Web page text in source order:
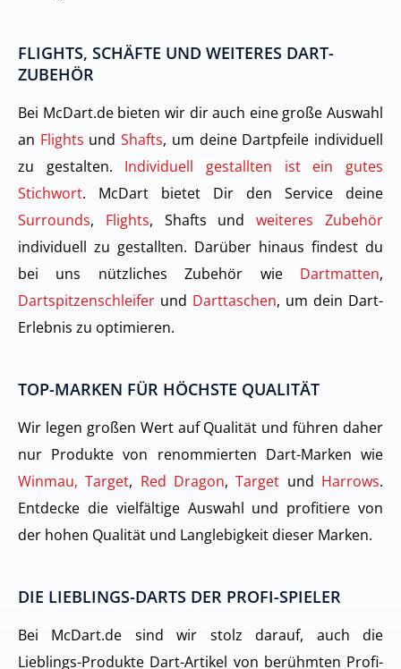
FLIGHTS, SCHÄFTE UND WEITERES DART-
ZUBEHÖR
Bei McDart.de bieten wir dir auch eine große Auswahl
an Flights undShafts, um deine Dartpfeile individuell
zu gestalten. Individuell gestallten ist ein gutes
Stichwort. McDart bietet Dir den Service deine
Surrounds, Flights, Shafts undweiteres Zubehör
individuell zu gestallten. Darüber hinaus findest du
bei uns nützliches Zubehör wie Dartmatten,
Dartspitzenschleifer und Darttaschen, um dein Dart-
Erlebnis zu optimieren.
TOP-MARKEN FÜR HÖCHSTE QUALITÄT
Wir legen großen Wert auf Qualität und führen daher
nur Produkte von renommierten Dart-Marken wie
Winmau, Target, Red Dragon,Target und Harrows.
Entdecke die vielfältige Auswahl und profitiere von
der hohen Qualität und Langlebigkeit dieser Marken.
DIE LIEBLINGS-DARTS DER PROFI-SPIELER
Bei McDart.de sind wir stolz darauf, auch die
Lieblings-Produkte Dart-Artikel von berühmten Profi-